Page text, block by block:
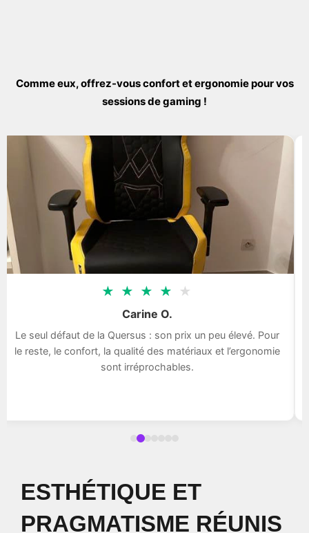
Comme eux, offrez-vous confort et ergonomie pour vos
sessions de gaming !
★ ★ ★ ★ ★
Carine O.
Le seul défaut de la Quersus : son prix un peu élevé. Pour
le reste, le confort, la qualité des matériaux et l’ergonomie
sont irréprochables.
ESTHÉTIQUE ET
PRAGMATISME RÉUNIS